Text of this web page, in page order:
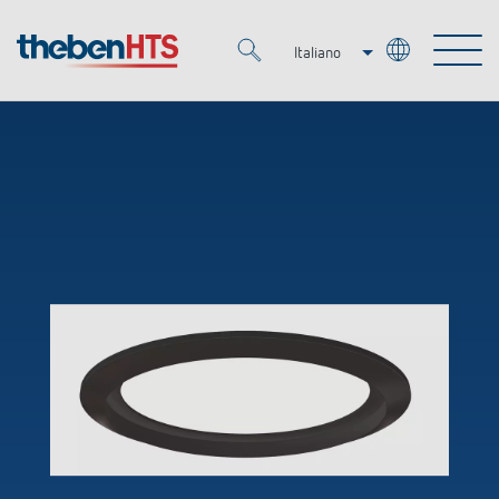
Italiano
Deutsch
DALI
Rilevatori di presenza/movimento
Soluzioni OEM
Esperti OEM
Referenze
Regolazione del tempo e della luce
Controllo dell'illuminazione DALI-2
Servizio
Mediateca